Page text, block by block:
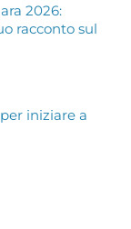
2026:
racconto sul
iniziare a